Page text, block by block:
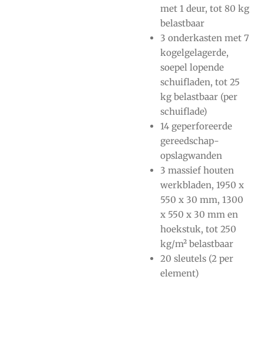
met 1 deur, tot 80 kg
belastbaar
3 onderkasten met 7
kogelgelagerde,
soepel lopende
schuifladen, tot 25
kg belastbaar (per
schuiflade)
14 geperforeerde
gereedschap-
opslagwanden
3 massief houten
werkbladen, 1950 x
550 x 30 mm, 1300
x 550 x 30 mm en
hoekstuk, tot 250
kg/m² belastbaar
20 sleutels (2 per
element)